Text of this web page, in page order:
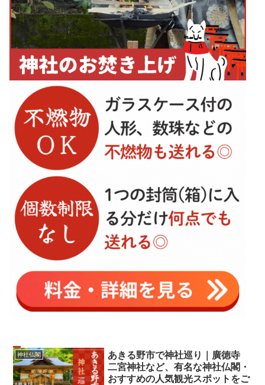
神社仏閣
あきる野市で神社巡り｜廣徳寺
二宮神社など、有名な神社仏閣・
おすすめの人気観光スポットをご